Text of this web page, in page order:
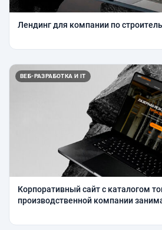
Лендинг для компании по
ВЕБ-РАЗРАБОТКА И IT
Корпоративный сайт с каталогом
производственной компании